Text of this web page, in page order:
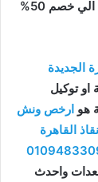
كل هذا باقل سعر كما نقدم عروض وخصومات تصل الي خصم 50%
الجديدة
توكيل
هو ارخص ونش
القاهرة
واحدث